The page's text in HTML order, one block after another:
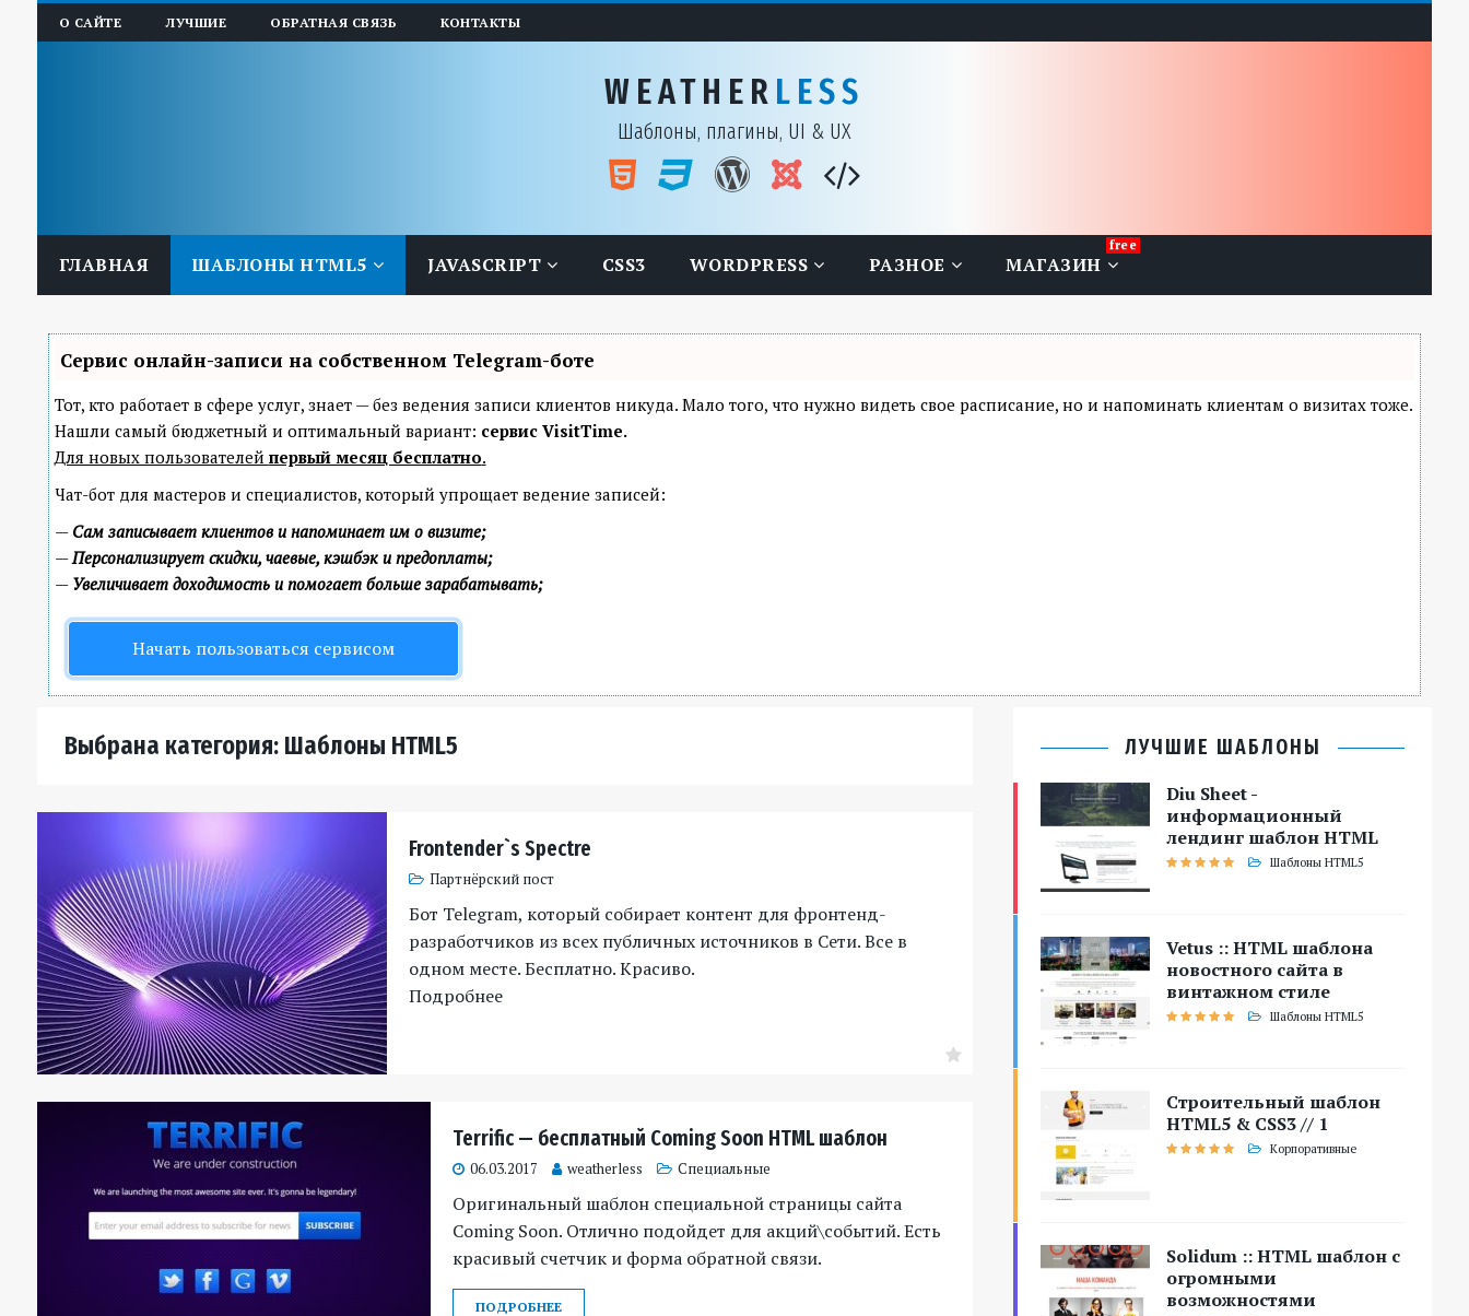
О САЙТЕ ЛУЧШИЕ ОБРАТНАЯ СВЯЗЬ КОНТАКТЫ
WEATHER LESS
Шаблоны, плагины, UI & UX
ГЛАВНАЯ ШАБЛОНЫ HTML5 JAVASCRIPT CSS3 WORDPRESS РАЗНОЕ МАГАЗИН
Сервис онлайн-записи на собственном Telegram-боте
Тот, кто работает в сфере услуг, знает — без ведения записи клиентов никуда. Мало того, что нужно видеть свое расписание, но и напоминать клиентам о визитах тоже.
Нашли самый бюджетный и оптимальный вариант: сервис VisitTime.
Для новых пользователей первый месяц бесплатно.
Чат-бот для мастеров и специалистов, который упрощает ведение записей:
— Сам записывает клиентов и напоминает им о визите;
—Персонализирует скидки, чаевые, кэшбэк и предоплаты;
— Увеличивает доходимость и помогает больше зарабатывать;
Начать пользоваться сервисом
Выбрана категория: Шаблоны HTML5
Frontender`s Spectre
Партнёрский пост
Бот Telegram, который собирает контент для фронтенд-
разработчиков из всех публичных источников в Сети. Все в
одном месте. Бесплатно. Красиво.
Подробнее
Terrific — бесплатный Coming Soon HTML шаблон
06.03.2017 weatherless Специальные
Оригинальный шаблон специальной страницы сайта
Coming Soon. Отлично подойдет для акций\событий. Есть
красивый счетчик и форма обратной связи.
ПОДРОБНЕЕ
ЛУЧШИЕ ШАБЛОНЫ
Diu Sheet -
информационный
лендинг шаблон HTML
Шаблоны HTML5
Vetus :: HTML шаблона
новостного сайта в
винтажном стиле
Шаблоны HTML5
Строительный шаблон
HTML5 & CSS3 // 1
Корпоративные
Solidum :: HTML шаблон с
огромными
возможностями